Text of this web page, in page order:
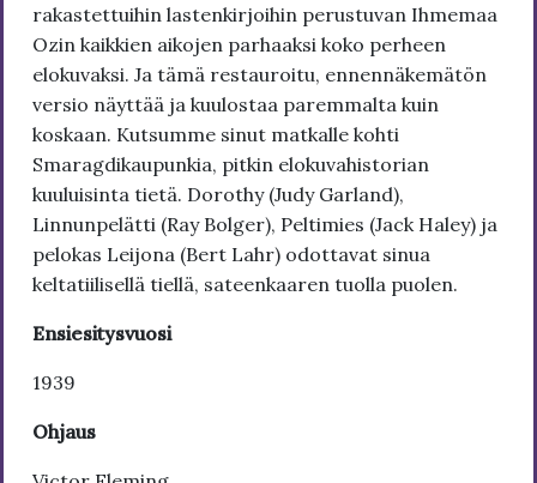
rakastettuihin lastenkirjoihin perustuvan Ihmemaa
Ozin kaikkien aikojen parhaaksi koko perheen
elokuvaksi. Ja tämä restauroitu, ennennäkemätön
versio näyttää ja kuulostaa paremmalta kuin
koskaan. Kutsumme sinut matkalle kohti
Smaragdikaupunkia, pitkin elokuvahistorian
kuuluisinta tietä. Dorothy (Judy Garland),
Linnunpelätti (Ray Bolger), Peltimies (Jack Haley) ja
pelokas Leijona (Bert Lahr) odottavat sinua
keltatiilisellä tiellä, sateenkaaren tuolla puolen.
Ensiesitysvuosi
1939
Ohjaus